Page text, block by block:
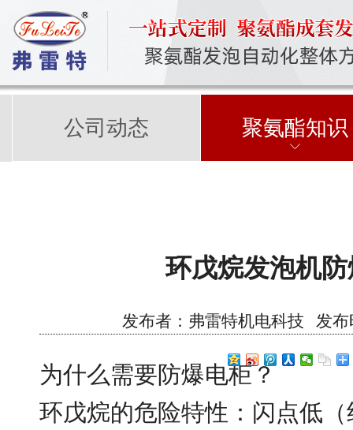
公司动态 聚氨酯知识
环戊烷发泡机
发布者：弗雷特机电科技 发布
为什么需要防爆电柜？
环戊烷的危险特性：闪点低（